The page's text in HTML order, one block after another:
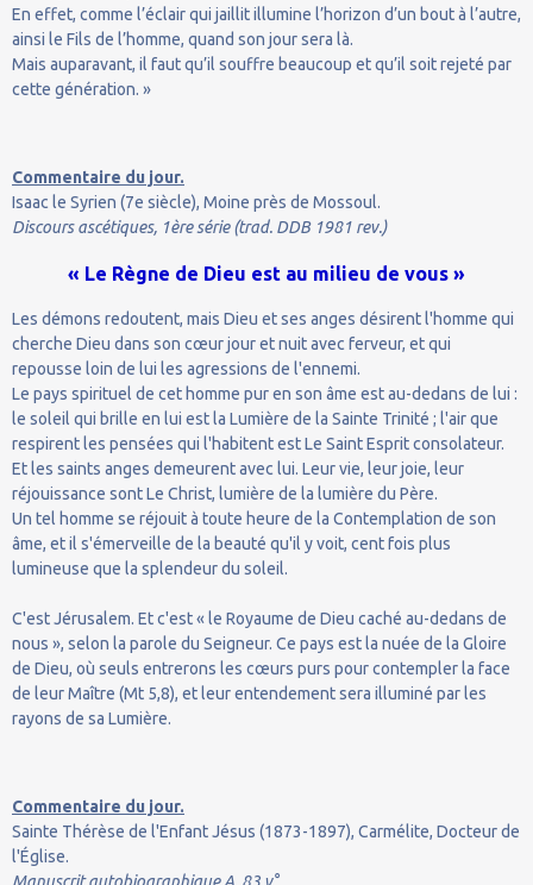
En effet, comme l’éclair qui jaillit illumine l’horizon d’un bout à l’autre,
ainsi le Fils de l’homme, quand son jour sera là.
Mais auparavant, il faut qu’il souffre beaucoup et qu’il soit rejeté par
cette génération. »
Commentaire du jour.
Isaac le Syrien (7e siècle), Moine près de Mossoul.
Discours ascétiques, 1ère série (trad. DDB 1981 rev.)
« Le Règne de Dieu est au milieu de vous »
Les démons redoutent, mais Dieu et ses anges désirent l'homme qui
cherche Dieu dans son cœur jour et nuit avec ferveur, et qui
repousse loin de lui les agressions de l'ennemi.
Le pays spirituel de cet homme pur en son âme est au-dedans de lui :
le soleil qui brille en lui est la Lumière de la Sainte Trinité ; l'air que
respirent les pensées qui l'habitent est Le Saint Esprit consolateur.
Et les saints anges demeurent avec lui. Leur vie, leur joie, leur
réjouissance sont Le Christ, lumière de la lumière du Père.
Un tel homme se réjouit à toute heure de la Contemplation de son
âme, et il s'émerveille de la beauté qu'il y voit, cent fois plus
lumineuse que la splendeur du soleil.
C'est Jérusalem. Et c'est « le Royaume de Dieu caché au-dedans de
nous », selon la parole du Seigneur. Ce pays est la nuée de la Gloire
de Dieu, où seuls entrerons les cœurs purs pour contempler la face
de leur Maître (Mt 5,8), et leur entendement sera illuminé par les
rayons de sa Lumière.
Commentaire du jour.
Sainte Thérèse de l'Enfant Jésus (1873-1897), Carmélite, Docteur de
l'Église.
Manuscrit autobiographique A, 83 v°